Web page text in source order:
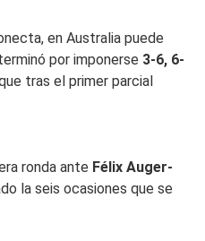
en Australia puede
por imponerse 3-6, 6-
tras el primer parcial
ronda ante Félix Auger-
la seis ocasiones que se